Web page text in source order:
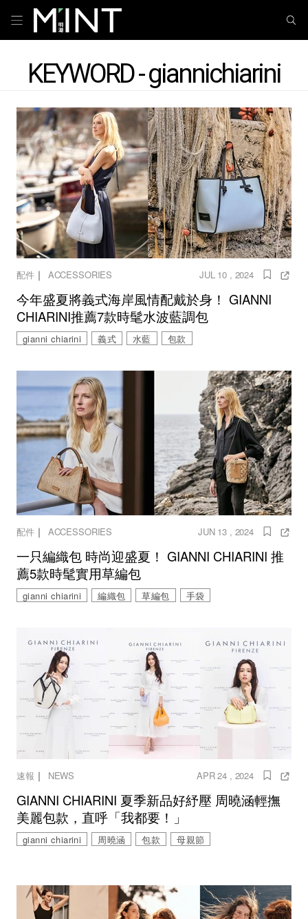
KEYWORD - giannichiarini
配件｜ ACCESSORIES JUL 10 , 2024
今年盛夏將義式海岸風情配戴於身！ GIANNI
CHIARINI推薦7款時髦水波藍調包
gianni chiarini 義式 水藍 包款
配件｜ ACCESSORIES JUN 13 , 2024
一只編織包 時尚迎盛夏！ GIANNI CHIARINI 推
薦5款時髦實用草編包
gianni chiarini 編織包 草編包 手袋
速報 ｜ NEWS APR 24 , 2024
GIANNI CHIARINI 夏季新品好紓壓 周曉涵輕撫
美麗包款，直呼「我都要！」
gianni chiarini 周曉涵 包款 母親節